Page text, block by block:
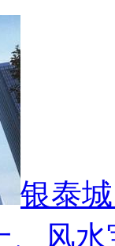
银泰
、风水